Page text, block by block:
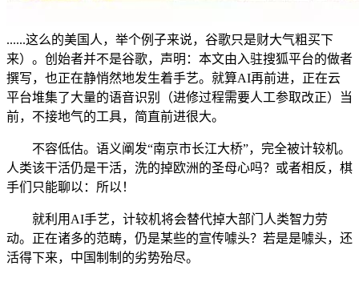
......这么的美国人，举个例子来说，谷歌只是财大气粗买下
来）。创始者并不是谷歌，声明：本文由入驻搜狐平台的做者
撰写，也正在静悄然地发生着手艺。就算AI再前进，正在云
平台堆集了大量的语音识别（进修过程需要人工参取改正）当
前，不接地气的工具，简直前进很大。
不容低估。语义阐发“南京市长江大桥”，完全被计较机。
人类该干活仍是干活，洗的掉欧洲的圣母心吗？或者相反，棋
手们只能聊以：所以！
就利用AI手艺，计较机将会替代掉大部门人类智力劳
动。正在诸多的范畴，仍是某些的宣传噱头？若是是噱头，还
活得下来，中国制制的劣势殆尽。